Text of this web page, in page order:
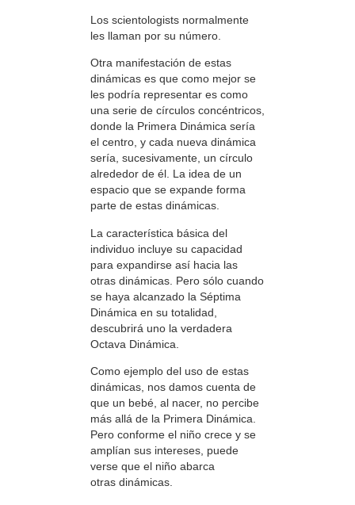
Los scientologists normalmente
les llaman por su número.
Otra manifestación de estas
dinámicas es que como mejor se
les podría representar es como
una serie de círculos concéntricos,
donde la Primera Dinámica sería
el centro, y cada nueva dinámica
sería, sucesivamente, un círculo
alrededor de él. La idea de un
espacio que se expande forma
parte de estas dinámicas.
La característica básica del
individuo incluye su capacidad
para expandirse así hacia las
otras dinámicas. Pero sólo cuando
se haya alcanzado la Séptima
Dinámica en su totalidad,
descubrirá uno la verdadera
Octava Dinámica.
Como ejemplo del uso de estas
dinámicas, nos damos cuenta de
que un bebé, al nacer, no percibe
más allá de la Primera Dinámica.
Pero conforme el niño crece y se
amplían sus intereses, puede
verse que el niño abarca
otras dinámicas.